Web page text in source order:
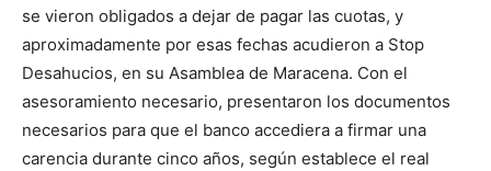
se vieron obligados a dejar de pagar las cuotas, y
aproximadamente por esas fechas acudieron a Stop
Desahucios, en su Asamblea de Maracena. Con el
asesoramiento necesario, presentaron los documentos
necesarios para que el banco accediera a firmar una
carencia durante cinco años, según establece el real